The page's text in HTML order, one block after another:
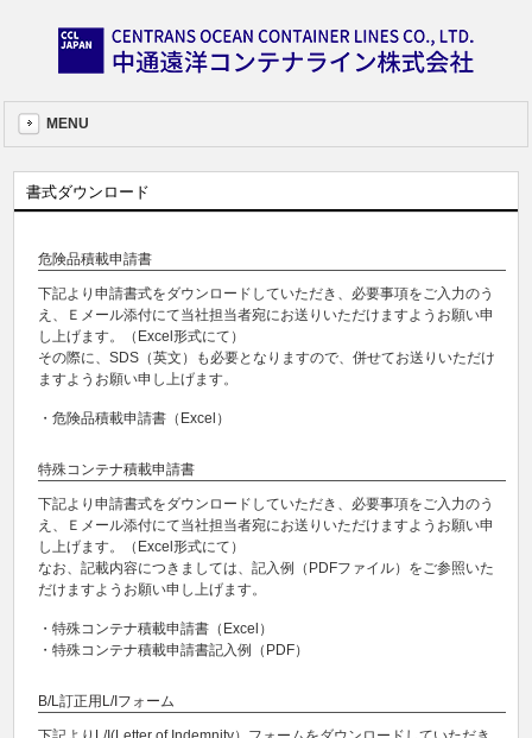
MENU
書式ダウンロード
危険品積載申請書
下記より申請書式をダウンロードしていただき、必要事項をご入力のう
え、Ｅメール添付にて当社担当者宛にお送りいただけますようお願い申
し上げます。（Excel形式にて）
その際に、SDS（英文）も必要となりますので、併せてお送りいただけ
ますようお願い申し上げます。
・危険品積載申請書（Excel）
特殊コンテナ積載申請書
下記より申請書式をダウンロードしていただき、必要事項をご入力のう
え、Ｅメール添付にて当社担当者宛にお送りいただけますようお願い申
し上げます。（Excel形式にて）
なお、記載内容につきましては、記入例（PDFファイル）をご参照いた
だけますようお願い申し上げます。
・特殊コンテナ積載申請書（Excel）
・特殊コンテナ積載申請書記入例（PDF）
B/L訂正用L/Iフォーム